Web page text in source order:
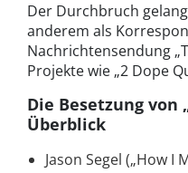
Der Durchbruch
anderem als
Nachrichtensendung
Projekte wie „2 Dope
Die Besetzung von
Überblick
Jason Segel („How I